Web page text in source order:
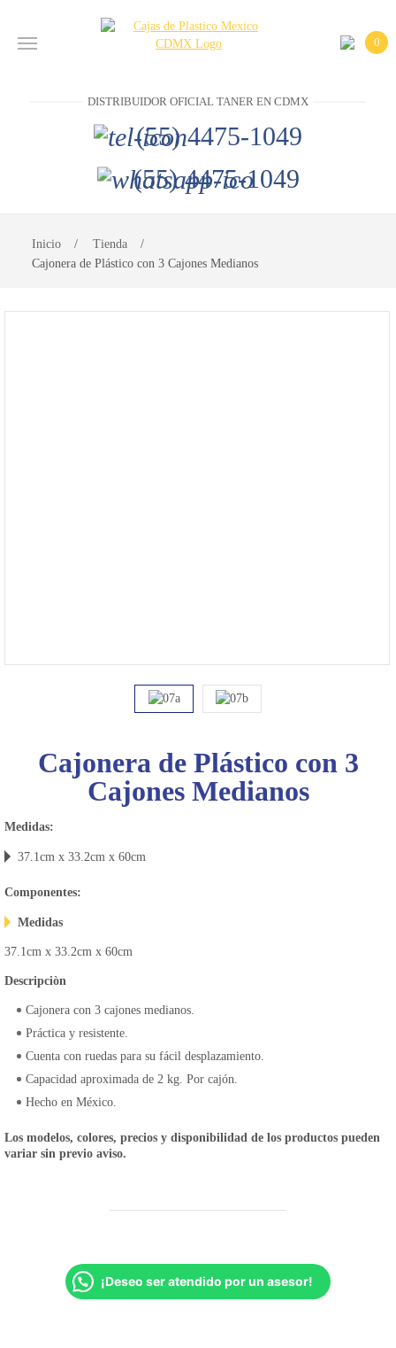
0
DISTRIBUIDOR OFICIAL TANER EN CDMX
(55) 4475-1049
(55) 4475-1049
CONTACTO
TANER EN
CDMX
Inicio
Tienda
Cajonera de Plástico con 3 Cajones Medianos
Cajonera de Plástico con 3
Cajones Medianos
Medidas:
37.1cm x 33.2cm x 60cm
Componentes:
Medidas
37.1cm x 33.2cm x 60cm
Descripciòn
Cajonera con 3 cajones medianos.
Práctica y resistente.
Cuenta con ruedas para su fácil desplazamiento.
Capacidad aproximada de 2 kg. Por cajón.
Hecho en México.
Los modelos, colores, precios y disponibilidad de los productos pueden
variar sin previo aviso.
¡Deseo ser atendido por un asesor!